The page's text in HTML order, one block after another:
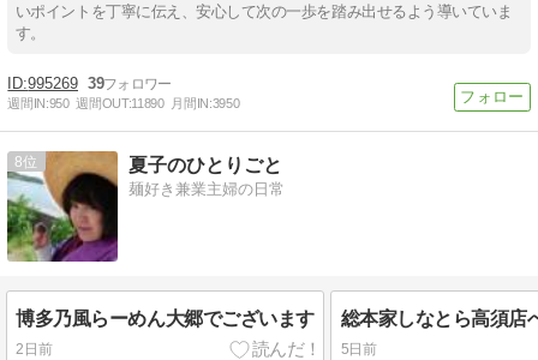
いポイントを丁寧に伝え、安心して次の一歩を踏み出せるよう導いていま
す。
995269 39
週間IN:950 週間OUT:11890 月間IN:3950
8 夏子のひとりごと
麺好き兼業主婦の日常
博多乃風らーめん大郷でございます
2日前
総本家しなとら高須店
5日前